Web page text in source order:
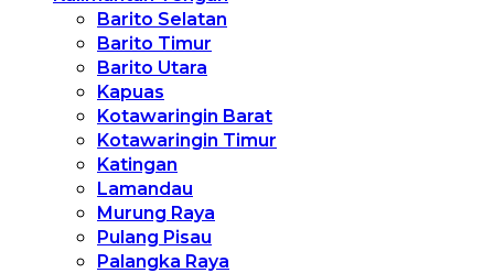
Barito Selatan
Barito Timur
Barito Utara
Kapuas
Kotawaringin Barat
Kotawaringin Timur
Katingan
Lamandau
Murung Raya
Pulang Pisau
Palangka Raya